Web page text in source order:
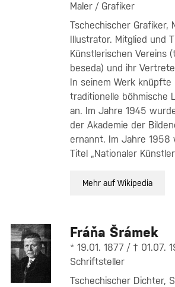
Maler / Grafiker
Tschechischer Grafiker,
Illustrator. Mitglied und
Künstlerischen Vereins
beseda) und ihr
In seinem Werk knüpfte
traditionelle böhmische
an. Im Jahre 1945
der Akademie der
ernannt. Im Jahre 1958
Titel „Nationaler
Mehr auf Wikipedia
Fráňa Šrámek
* 19.01. 1877 / † 01.07.
Schriftsteller
Tschechischer Dichter,